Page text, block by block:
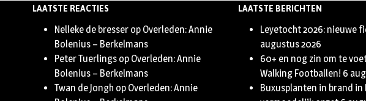
LAATSTE REACTIES
Nelleke de bresser op Overleden: Annie
Bolenius – Berkelmans
Peter Tuerlings op Overleden: Annie
Bolenius – Berkelmans
Twan de Jongh op Overleden: Annie
LAATSTE BERICHTEN
Leyetocht 2026: nieuwe
augustus 2026
60+ en nog zin om te
Walking Footballen! 6
Buxusplanten in brand